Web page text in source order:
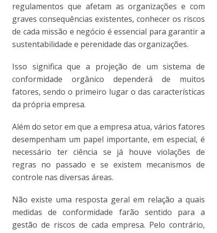
regulamentos que afetam as organizações e com
graves consequências existentes, conhecer os riscos
de cada missão e negócio é essencial para garantir a
sustentabilidade e perenidade das organizações.
Isso significa que a projeção de um sistema de
conformidade orgânico dependerá de muitos
fatores, sendo o primeiro lugar o das características
da própria empresa.
Além do setor em que a empresa atua, vários fatores
desempenham um papel importante, em especial, é
necessário ter ciência se já houve violações de
regras no passado e se existem mecanismos de
controle nas diversas áreas.
Não existe uma resposta geral em relação a quais
medidas de conformidade farão sentido para a
gestão de riscos de cada empresa. Pelo contrário,